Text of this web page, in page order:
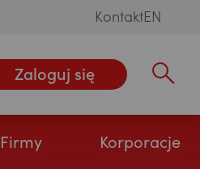
KontaktEN
Zaloguj się Wpisz
Korporacje